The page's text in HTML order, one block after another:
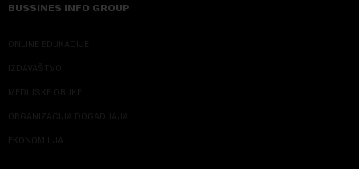
BUSSINES INFO GROUP
ONLINE EDUKACIJE
IZDAVAŠTVO
MEDIJSKE OBUKE
ORGANIZACIJA DOGADJAJA
EKONOM I JA